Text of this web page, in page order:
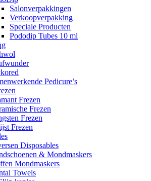
Salonverpakkingen
Verkoopverpakking
Speciale Producten
Pododip Tubes 10 ml
Pedicure’s
Frezen
Frezen
Frezen
Frezen
Disposables
& Mondmaskers
Mondmaskers
Towels